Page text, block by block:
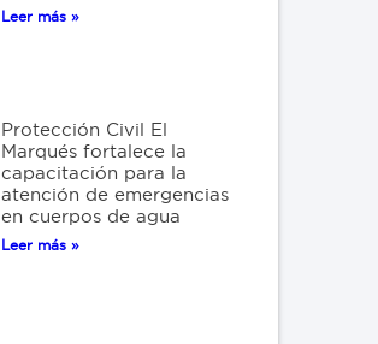
Leer más »
Protección Civil El
Marqués fortalece la
capacitación para la
atención de emergencias
en cuerpos de agua
Leer más »